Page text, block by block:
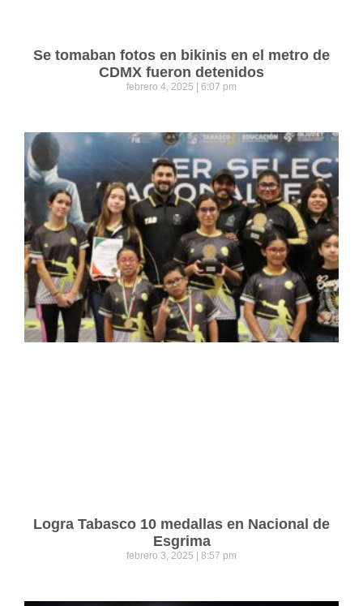
Se tomaban fotos en bikinis en el metro de
CDMX fueron detenidos
febrero 4, 2025 6:07 pm
Logra Tabasco 10 medallas en Nacional de
Esgrima
febrero 3, 2025 8:57 pm